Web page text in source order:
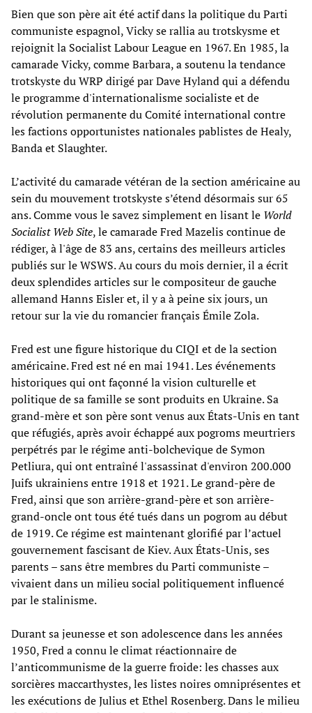
Bien que son père ait été actif dans la politique du Parti
communiste espagnol, Vicky se rallia au trotskysme et
rejoignit la Socialist Labour League en 1967. En 1985, la
camarade Vicky, comme Barbara, a soutenu la tendance
trotskyste du WRP dirigé par Dave Hyland qui a défendu
le programme d'internationalisme socialiste et de
révolution permanente du Comité international contre
les factions opportunistes nationales pablistes de Healy,
Banda et Slaughter.
L’activité du camarade vétéran de la section américaine au
sein du mouvement trotskyste s’étend désormais sur 65
ans. Comme vous le savez simplement en lisant le World
Socialist Web Site, le camarade Fred Mazelis continue de
rédiger, à l'âge de 83 ans, certains des meilleurs articles
publiés sur le WSWS. Au cours du mois dernier, il a écrit
deux splendides articles sur le compositeur de gauche
allemand Hanns Eisler et, il y a à peine six jours, un
retour sur la vie du romancier français Émile Zola.
Fred est une figure historique du CIQI et de la section
américaine. Fred est né en mai 1941. Les événements
historiques qui ont façonné la vision culturelle et
politique de sa famille se sont produits en Ukraine. Sa
grand-mère et son père sont venus aux États-Unis en tant
que réfugiés, après avoir échappé aux pogroms meurtriers
perpétrés par le régime anti-bolchevique de Symon
Petliura, qui ont entraîné l'assassinat d'environ 200.000
Juifs ukrainiens entre 1918 et 1921. Le grand-père de
Fred, ainsi que son arrière-grand-père et son arrière-
grand-oncle ont tous été tués dans un pogrom au début
de 1919. Ce régime est maintenant glorifié par l’actuel
gouvernement fascisant de Kiev. Aux États-Unis, ses
parents – sans être membres du Parti communiste –
vivaient dans un milieu social politiquement influencé
par le stalinisme.
Durant sa jeunesse et son adolescence dans les années
1950, Fred a connu le climat réactionnaire de
l’anticommunisme de la guerre froide: les chasses aux
sorcières maccarthystes, les listes noires omniprésentes et
les exécutions de Julius et Ethel Rosenberg. Dans le milieu